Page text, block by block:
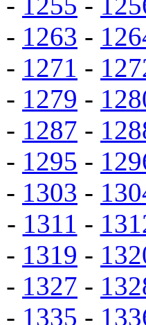
- 1263 -
- 1271 -
- 1279 -
- 1287 -
- 1295 -
- 1303 -
- 1311 -
- 1319 -
- 1327 -
- 1335 -